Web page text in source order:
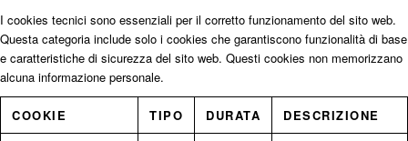
I cookies tecnici sono essenziali per il corretto funzionamento del sito web.
Questa categoria include solo i cookies che garantiscono funzionalità di base
e caratteristiche di sicurezza del sito web. Questi cookies non memorizzano
alcuna informazione personale.
COOKIE TIPO DURATA DESCRIZIONE